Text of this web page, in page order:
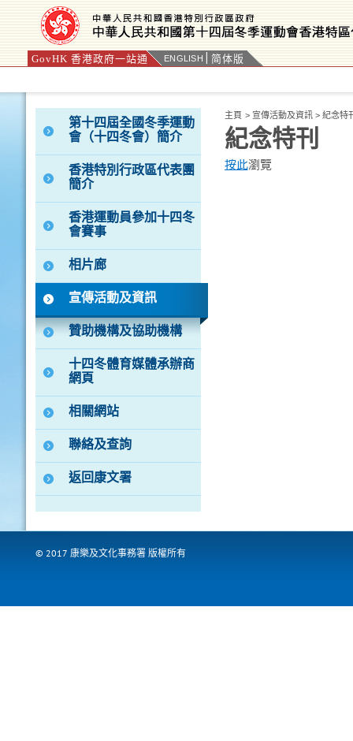
GovHK 香港政府一站通 ENGLISH 简体版
按“Tab”進入菜單
第十四屆全國冬季運動
會（十四冬會）簡介
香港特別行政區代表團
簡介
香港運動員參加十四冬
會賽事
相片廊
宣傳活動及資訊
贊助機構及協助機構
十四冬體育媒體承辦商
網頁
相關網站
聯絡及查詢
返回康文署
主頁 > 宣傳活動及資訊 > 紀念特
紀念特刊
按此瀏覽
© 2017 康樂及文化事務署 版權所有